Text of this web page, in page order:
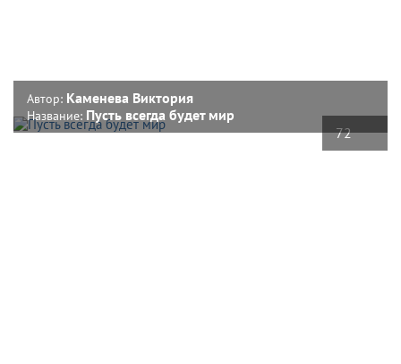
72
Автор: Каменева Виктория
Название: Пусть всегда будет мир